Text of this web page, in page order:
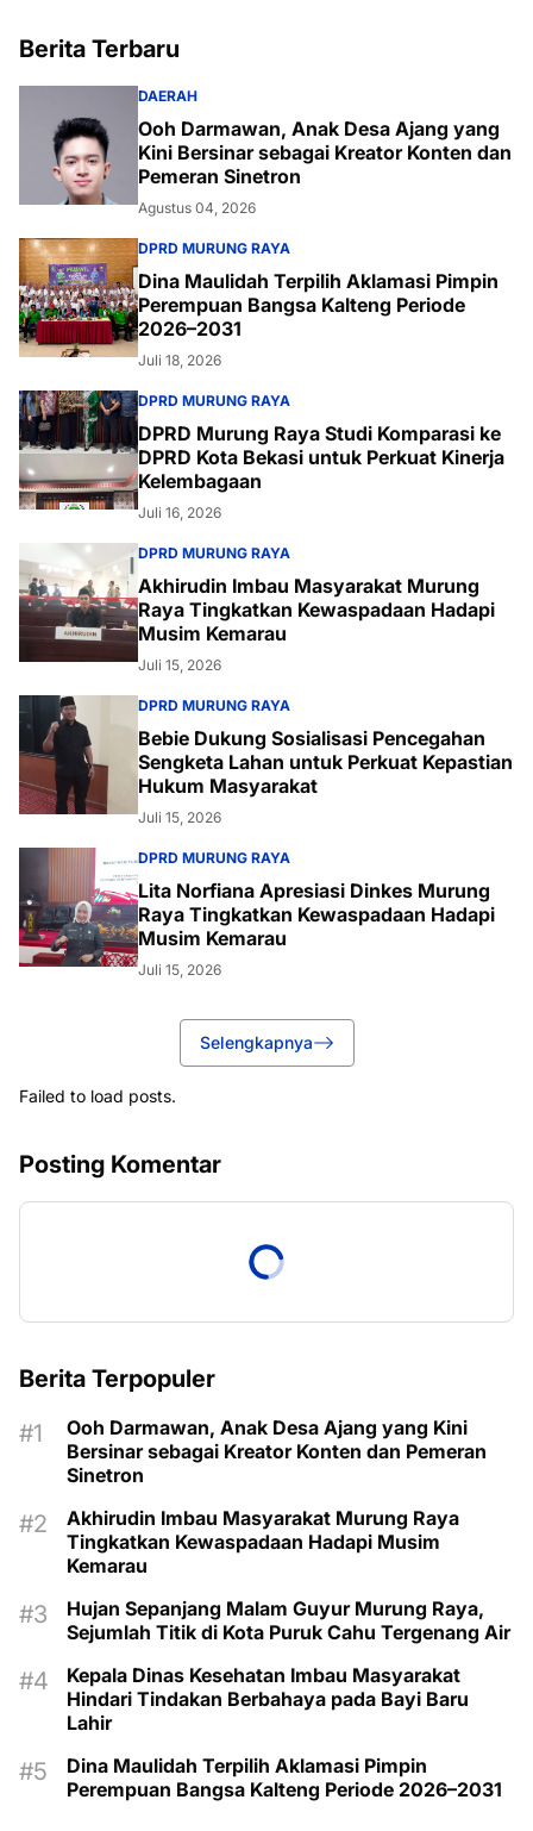
Berita Terbaru
DAERAH
Ooh Darmawan, Anak Desa Ajang yang
Kini Bersinar sebagai Kreator Konten dan
Pemeran Sinetron
Agustus 04, 2026
DPRD MURUNG RAYA
Dina Maulidah Terpilih Aklamasi Pimpin
Perempuan Bangsa Kalteng Periode
2026–2031
Juli 18, 2026
DPRD MURUNG RAYA
DPRD Murung Raya Studi Komparasi ke
DPRD Kota Bekasi untuk Perkuat Kinerja
Kelembagaan
Juli 16, 2026
DPRD MURUNG RAYA
Akhirudin Imbau Masyarakat Murung
Raya Tingkatkan Kewaspadaan Hadapi
Musim Kemarau
Juli 15, 2026
DPRD MURUNG RAYA
Bebie Dukung Sosialisasi Pencegahan
Sengketa Lahan untuk Perkuat Kepastian
Hukum Masyarakat
Juli 15, 2026
DPRD MURUNG RAYA
Lita Norfiana Apresiasi Dinkes Murung
Raya Tingkatkan Kewaspadaan Hadapi
Musim Kemarau
Juli 15, 2026
Selengkapnya
Failed to load posts.
Posting Komentar
Berita Terpopuler
Ooh Darmawan, Anak Desa Ajang yang Kini
Bersinar sebagai Kreator Konten dan Pemeran
Sinetron
Akhirudin Imbau Masyarakat Murung Raya
Tingkatkan Kewaspadaan Hadapi Musim
Kemarau
Hujan Sepanjang Malam Guyur Murung Raya,
Sejumlah Titik di Kota Puruk Cahu Tergenang Air
Kepala Dinas Kesehatan Imbau Masyarakat
Hindari Tindakan Berbahaya pada Bayi Baru
Lahir
Dina Maulidah Terpilih Aklamasi Pimpin
Perempuan Bangsa Kalteng Periode 2026–2031